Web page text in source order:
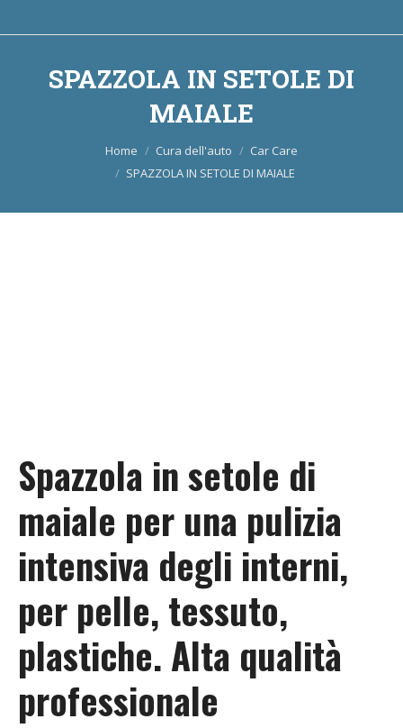
SPAZZOLA IN SETOLE DI
MAIALE
Home Cura dell'auto
Car Care
SPAZZOLA IN SETOLE DI MAIALE
Spazzola in setole di
maiale per una pulizia
intensiva degli interni,
per pelle, tessuto,
plastiche. Alta qualità
professionale